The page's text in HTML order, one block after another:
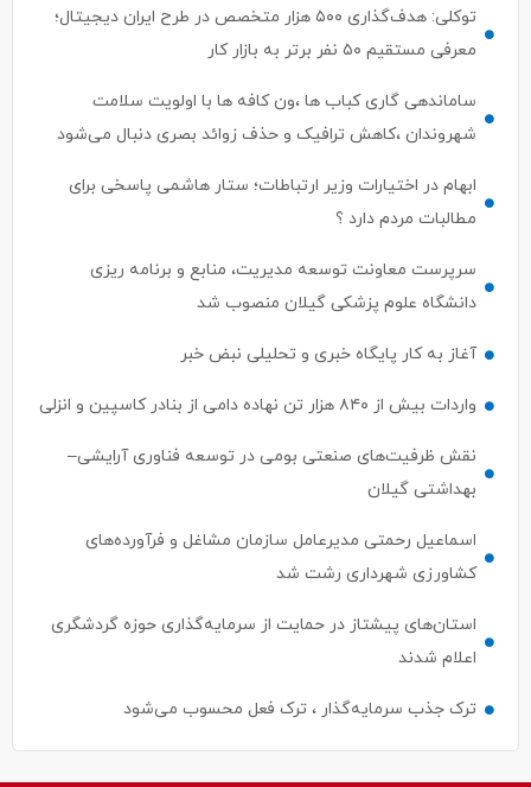
توکلی: هدف‌گذاری ۵۰۰ هزار متخصص در طرح ایران دیجیتال؛
معرفی مستقیم ۵۰ نفر برتر به بازار کار
ساماندهی گاری کباب ها ،ون کافه ها با اولویت سلامت
شهروندان ،کاهش ترافیک و حذف زوائد بصری دنبال می‌شود
ابهام در اختیارات وزیر ارتباطات؛ ستار هاشمی پاسخی برای
مطالبات مردم دارد ؟
سرپرست معاونت توسعه مدیریت، منابع و برنامه ریزی
دانشگاه علوم پزشکی گیلان منصوب شد
آغاز به کار پایگاه خبری و تحلیلی نبض خبر
واردات بیش از ۸۴۰ هزار تن نهاده دامی از بنادر كاسپین و انزلی
نقش ظرفیت‌های صنعتی بومی در توسعه فناوری آرایشی–
بهداشتی گیلان
اسماعیل رحمتی مدیرعامل سازمان مشاغل و فرآورده‌های
کشاورزی شهرداری رشت شد
استان‌های پیشتاز در حمایت از سرمایه‌گذاری حوزه گردشگری
اعلام شدند
ترک جذب سرمایه‌گذار ، ترک فعل محسوب می‌شود